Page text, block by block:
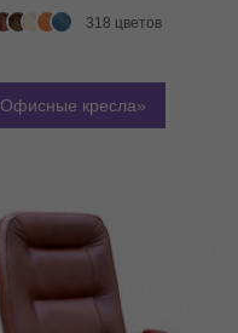
318 цветов
Офисные кресла